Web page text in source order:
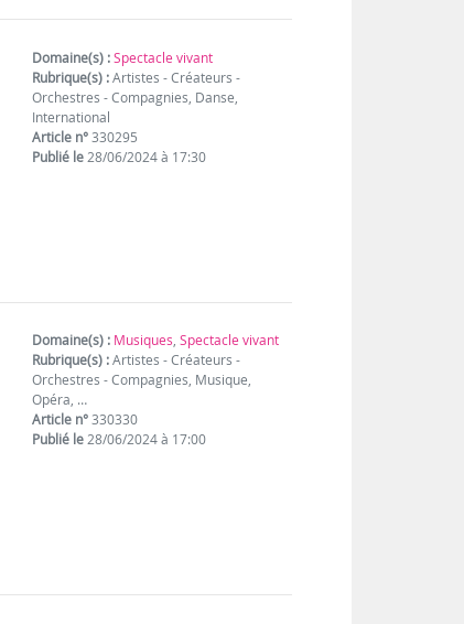
Domaine(s) : Spectacle vivant
Rubrique(s) :Artistes - Créateurs -
Orchestres - Compagnies, Danse,
International
Article n°330295
Publié le28/06/2024 à 17:30
Domaine(s) : Musiques,Spectacle vivant
Rubrique(s) :Artistes - Créateurs -
Orchestres - Compagnies, Musique,
Opéra, …
Article n°330330
Publié le28/06/2024 à 17:00